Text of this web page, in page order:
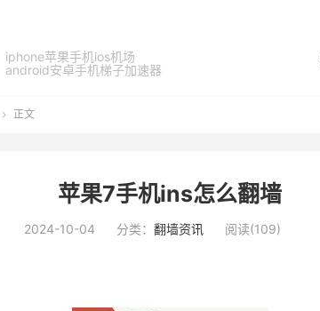
iphone苹果手机ios机场
android安卓手机梯子加速器
 正文
苹果7手机ins怎么翻墙
2024-10-04 分类： 翻墙资讯 阅读(109)